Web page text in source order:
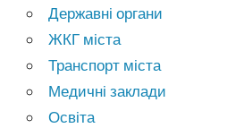
Державні органи
ЖКГ міста
Транспорт міста
Медичні заклади
Освіта